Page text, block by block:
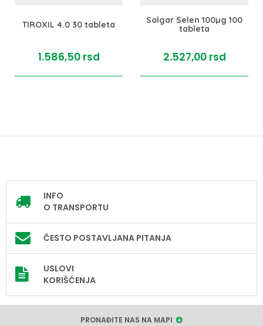
TIROXIL 4.0 30 tableta
1.586,50 rsd
Solgar Selen 100µg 100
tableta
2.527,00 rsd
INFO
O TRANSPORTU
ČESTO POSTAVLJANA PITANJA
USLOVI
KORIŠĆENJA
PRONAĐITE NAS NA MAPI